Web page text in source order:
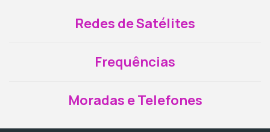
Redes de Satélites
Frequências
Moradas e Telefones